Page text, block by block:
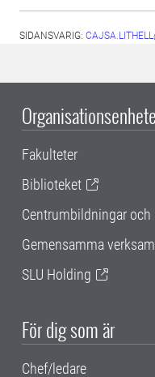
SIDANSVARIG:
Fakulteter
Biblioteket
Centrumbildningar
Gemensamma
SLU Holding
För dig som är
Chef/ledare